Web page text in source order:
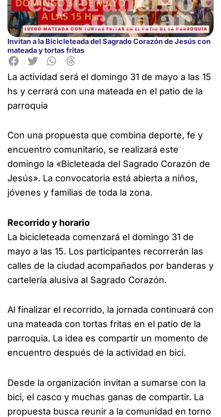
Invitan a la Bicicleteada del Sagrado Corazón de Jesús con
mateada y tortas fritas
La actividad será el domingo 31 de mayo a las 15
hs y cerrará con una mateada en el patio de la
parroquia
Con una propuesta que combina deporte, fe y
encuentro comunitario, se realizará este
domingo la «Bicleteada del Sagrado Corazón de
Jesús». La convocatoria está abierta a niños,
jóvenes y familias de toda la zona.
Recorrido y horario
La bicicleteada comenzará el domingo 31 de
mayo a las 15. Los participantes recorrerán las
calles de la ciudad acompañados por banderas y
cartelería alusiva al Sagrado Corazón.
Al finalizar el recorrido, la jornada continuará con
una mateada con tortas fritas en el patio de la
parroquia. La idea es compartir un momento de
encuentro después de la actividad en bici.
Desde la organización invitan a sumarse con la
bici, el casco y muchas ganas de compartir. La
propuesta busca reunir a la comunidad en torno